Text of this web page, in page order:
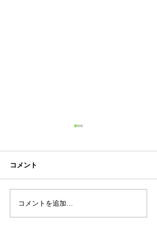
202６-３月号【まるしげ
通信 NO.９０】
コメント
コメントを追加…